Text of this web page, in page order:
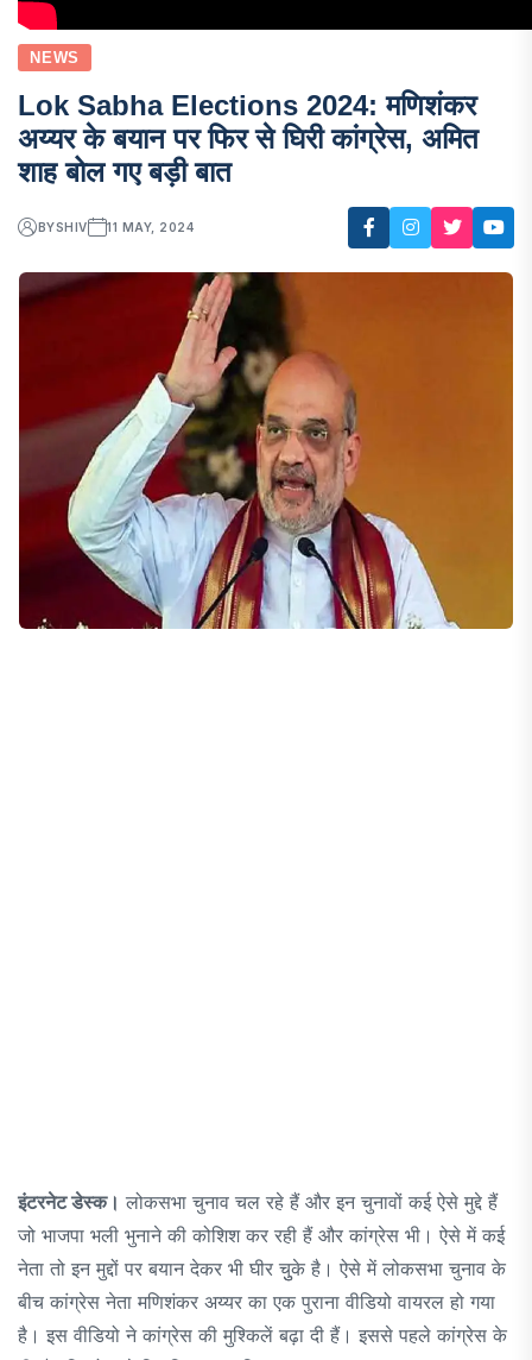
NEWS
Lok Sabha Elections 2024: मणिशंकर
अय्यर के बयान पर फिर से घिरी कांग्रेस, अमित
शाह बोल गए बड़ी बात
BYSHIV 11 MAY, 2024
इंटरनेट डेस्क। लोकसभा चुनाव चल रहे हैं और इन चुनावों कई ऐसे मुद्दे हैं
जो भाजपा भली भुनाने की कोशिश कर रही हैं और कांग्रेस भी। ऐसे में कई
नेता तो इन मुद्दों पर बयान देकर भी घीर चुुके है। ऐसे में लोकसभा चुनाव के
बीच कांग्रेस नेता मणिशंकर अय्यर का एक पुराना वीडियो वायरल हो गया
है। इस वीडियो ने कांग्रेस की मुश्किलें बढ़ा दी हैं। इससे पहले कांग्रेस के